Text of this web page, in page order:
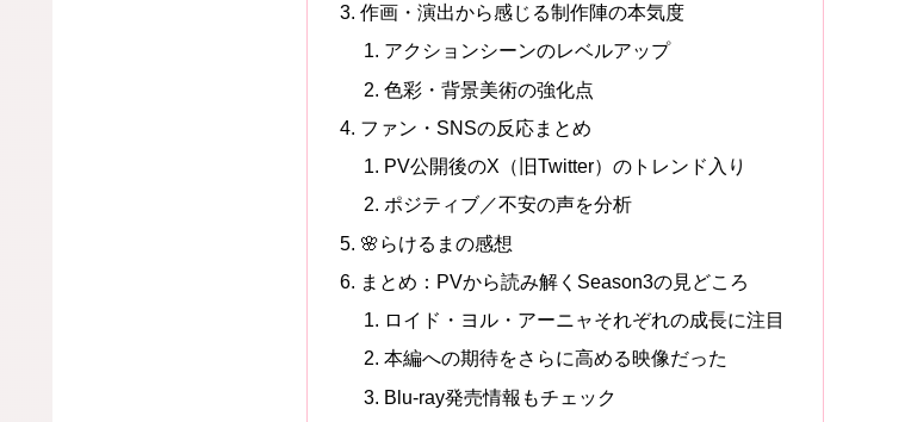
作画・演出から感じる制作陣の本気度
アクションシーンのレベルアップ
色彩・背景美術の強化点
ファン・SNSの反応まとめ
PV公開後のX（旧Twitter）のトレンド入り
ポジティブ／不安の声を分析
🌸らけるまの感想
まとめ：PVから読み解くSeason3の見どころ
ロイド・ヨル・アーニャそれぞれの成長に注目
本編への期待をさらに高める映像だった
Blu-ray発売情報もチェック